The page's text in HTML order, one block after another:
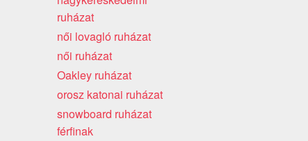
ruházat
női lovagló ruházat
női ruházat
Oakley ruházat
orosz katonai ruházat
snowboard ruházat
férfinak